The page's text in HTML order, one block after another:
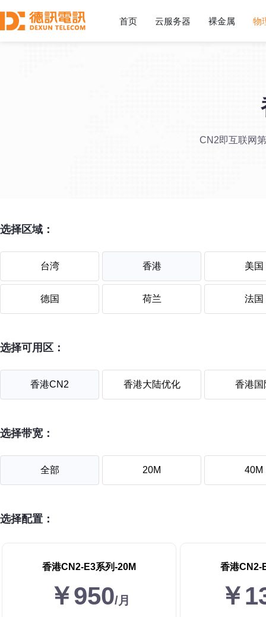
首页 云服务器 裸金属 物
CN2即互联网
选择区域：
台湾 香港 美国
德国 荷兰 法国
选择可用区：
香港CN2 香港大陆优化 香港国
选择带宽：
全部 20M 40M
选择配置：
香港CN2-E3系列-20M
￥950/月
香港CN2-
￥